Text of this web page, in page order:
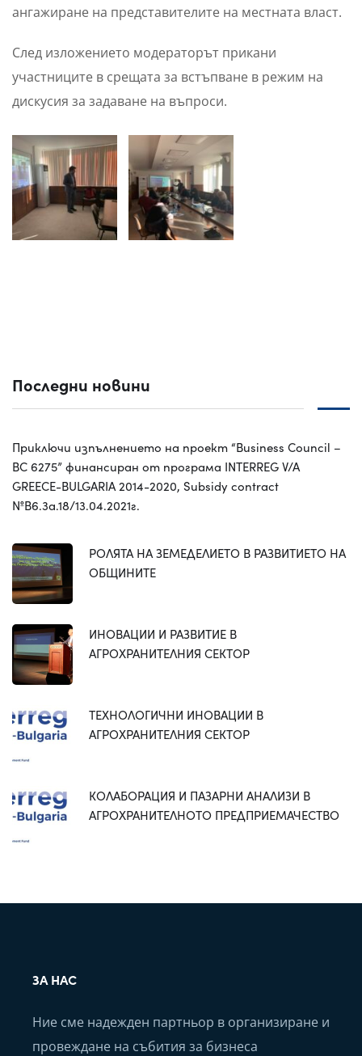
ангажиране на представителите на местната власт.
След изложението модераторът прикани
участниците в срещата за встъпване в режим на
дискусия за задаване на въпроси.
Последни новини
Приключи изпълнението на проект “Business Council –
BC 6275” финансиран от програма INTERREG V/A
GREECE-BULGARIA 2014-2020, Subsidy contract
№B6.3a.18/13.04.2021г.
РОЛЯТА НА ЗЕМЕДЕЛИЕТО В РАЗВИТИЕТО НА
ОБЩИНИТЕ
ИНОВАЦИИ И РАЗВИТИЕ В
АГРОХРАНИТЕЛНИЯ СЕКТОР
ТЕХНОЛОГИЧНИ ИНОВАЦИИ В
АГРОХРАНИТЕЛНИЯ СЕКТОР
КОЛАБОРАЦИЯ И ПАЗАРНИ АНАЛИЗИ В
АГРОХРАНИТЕЛНОТО ПРЕДПРИЕМАЧЕСТВО
ЗА НАС
Ние сме надежден партньор в организиране и
провеждане на събития за бизнеса